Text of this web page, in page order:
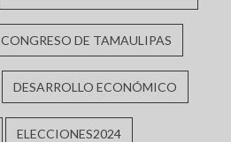
CONGRESO DE TAMAULIPAS
DESARROLLO ECONÓMICO
ELECCIONES2024